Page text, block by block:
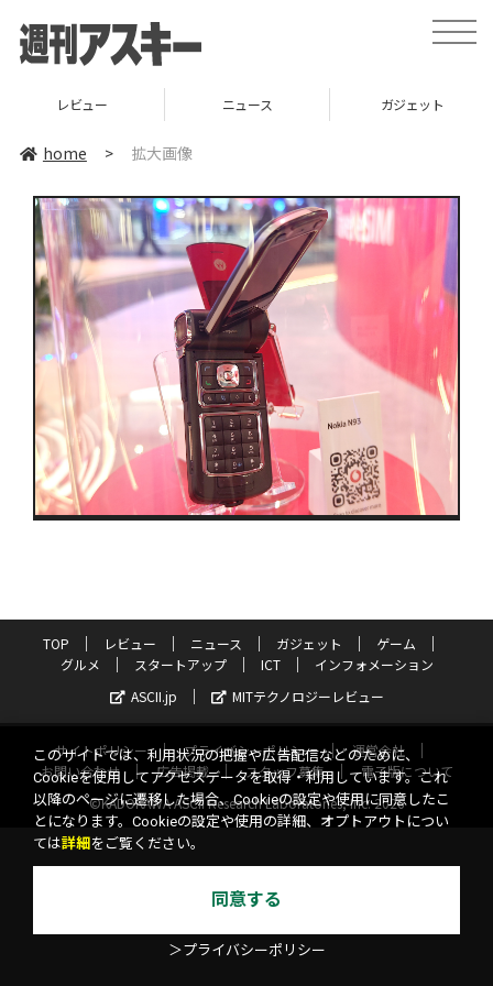
toggle
レビュー ニュース ガジェット
home > 拡大画像
TOP レビュー ニュース ガジェット
ゲーム
グルメ
スタートアップ ICT
インフォメーション
ASCII.jp
MITテクノロジーレビュー
サイトポリシー プライバシーポリシー
運営会社
お問い合わせ
広告掲載 スタッフ募集
電子版について
©KADOKAWA ASCII Research Laboratories, Inc. 2026
このサイトでは、利用状況の把握や広告配信などのために、
Cookieを使用してアクセスデータを取得・利用しています。これ
以降のページに遷移した場合、Cookieの設定や使用に同意したこ
とになります。Cookieの設定や使用の詳細、オプトアウトについ
ては詳細 をご覧ください。
同意する
＞プライバシーポリシー